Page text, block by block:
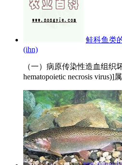
鲑科鱼类
(ihn)
（一）病原传染性造血组织
hematopoietic necrosis virus)]